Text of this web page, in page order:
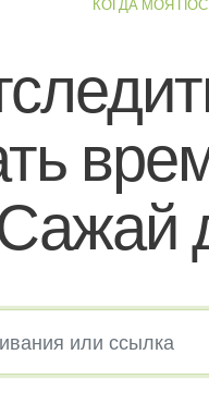
КОГДА МОЯ